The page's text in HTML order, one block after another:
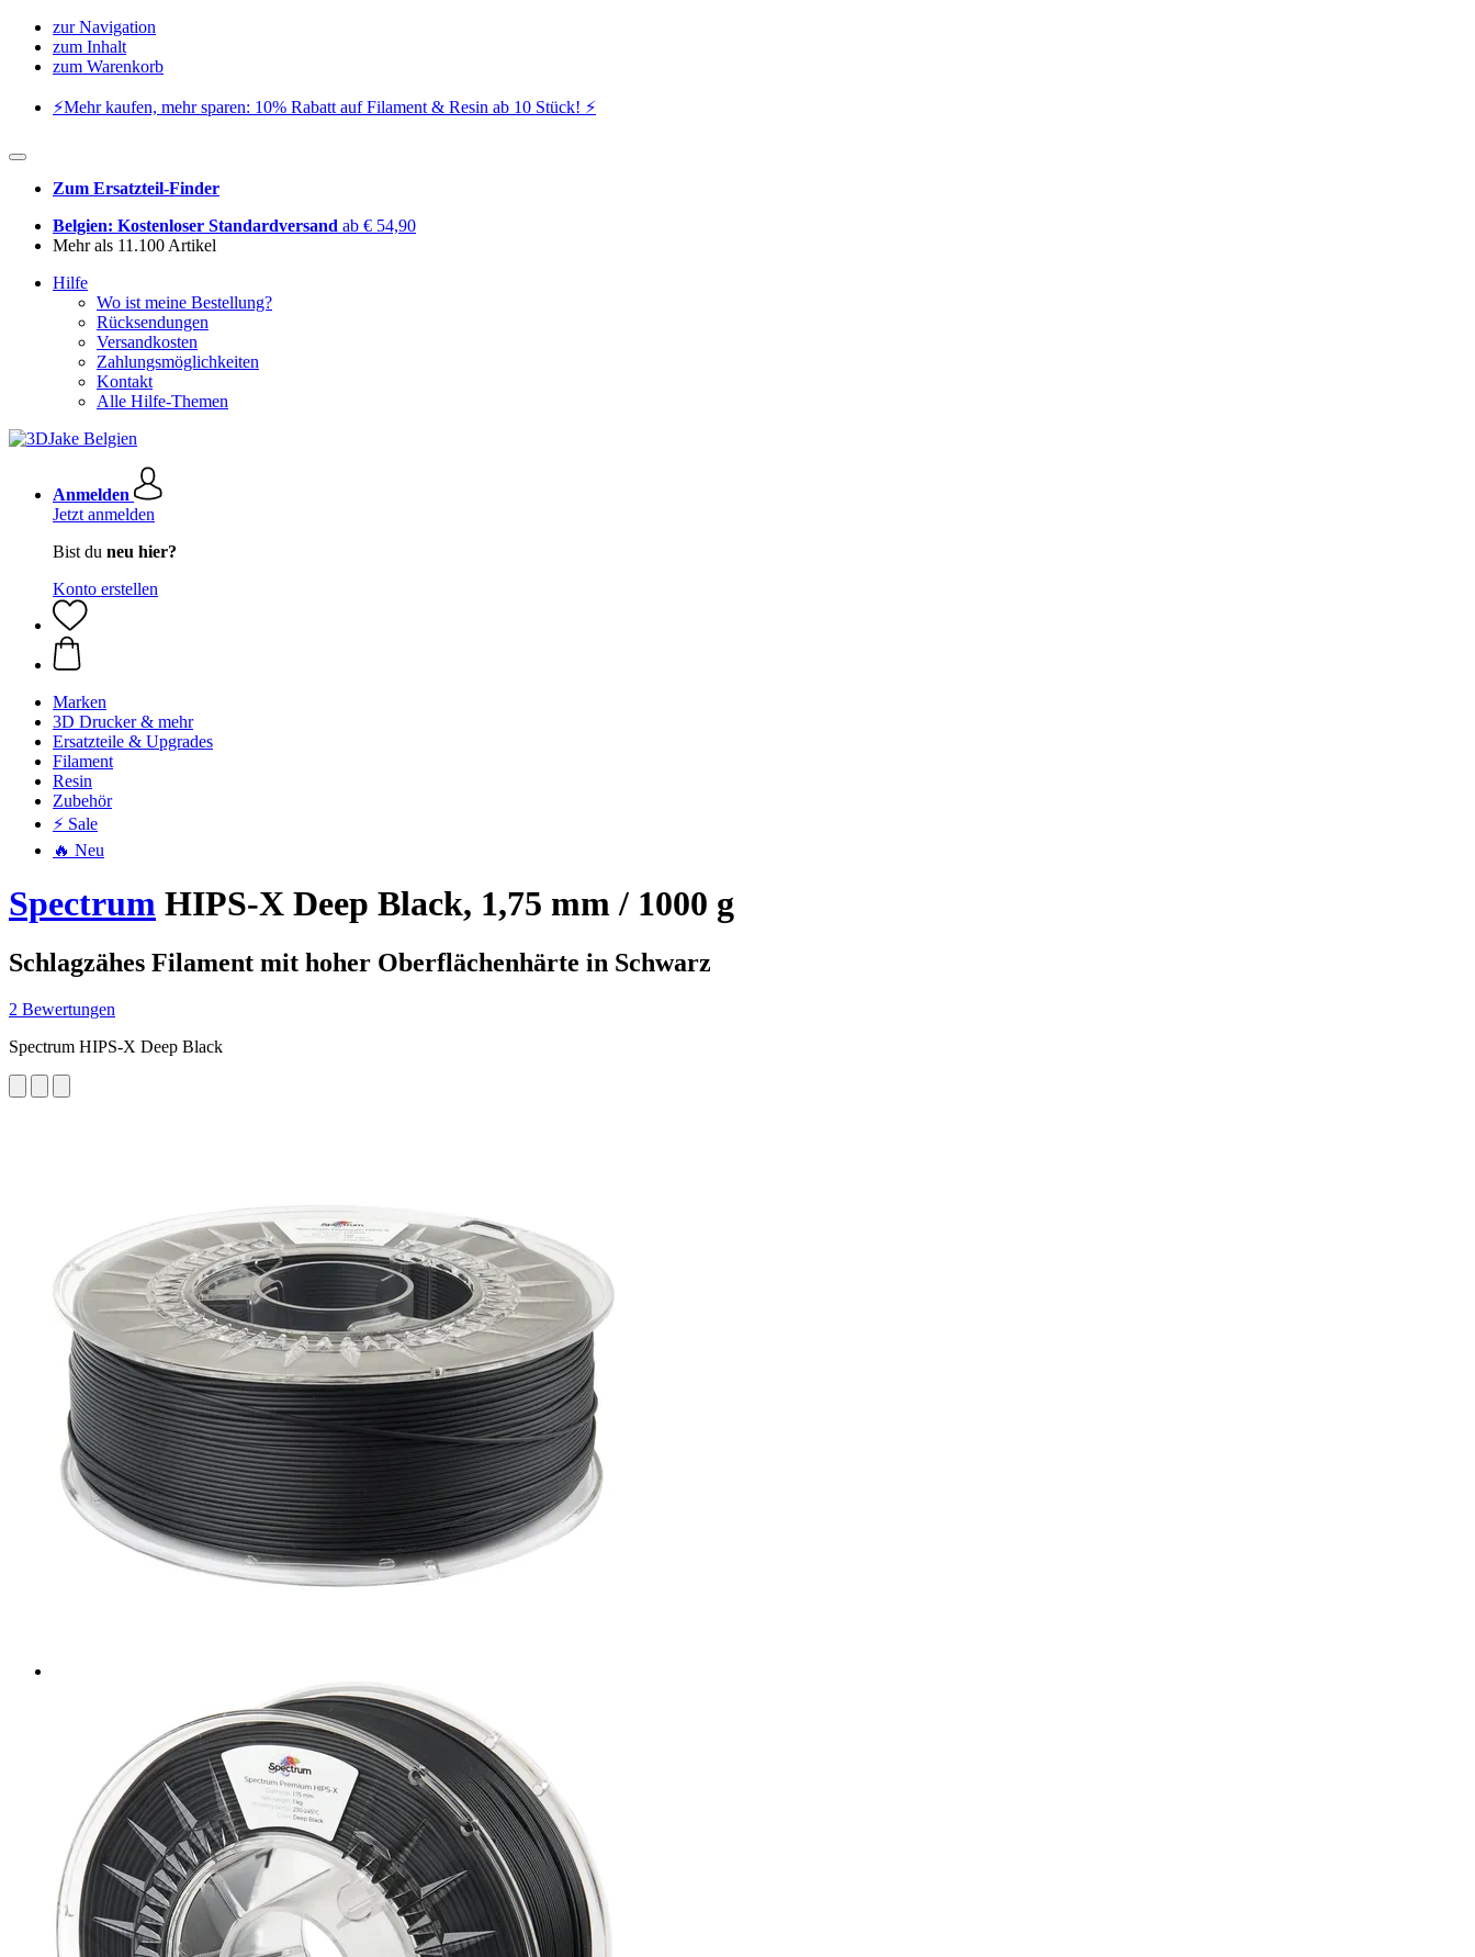
zur Navigation
zum Inhalt
zum Warenkorb
⚡️Mehr kaufen, mehr sparen: 10% Rabatt auf Filament & Resin ab 10 Stück! ⚡️
Zum Ersatzteil-Finder
Belgien: Kostenloser Standardversand ab € 54,90
Mehr als 11.100 Artikel
Hilfe
Wo ist meine Bestellung?
Rücksendungen
Versandkosten
Zahlungsmöglichkeiten
Kontakt
Alle Hilfe-Themen
Anmelden
Jetzt anmelden
Bist du neu hier?
Konto erstellen
Marken
3D Drucker & mehr
Ersatzteile & Upgrades
Filament
Resin
Zubehör
⚡ Sale
🔥 Neu
Spectrum HIPS-X Deep Black, 1,75 mm / 1000 g
Schlagzähes Filament mit hoher Oberflächenhärte in Schwarz
2 Bewertungen
Spectrum HIPS-X Deep Black